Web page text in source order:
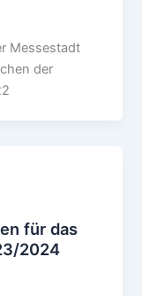
Messestadt
der
für das
2024